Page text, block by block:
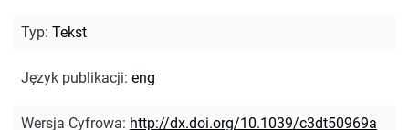
Typ: Tekst
Język publikacji: eng
Wersja Cyfrowa: http://dx.doi.org/10.1039/c3dt50969a